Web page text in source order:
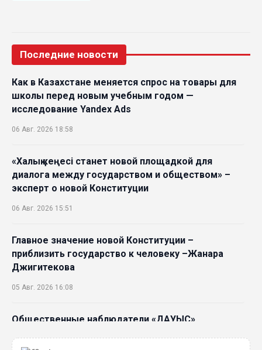
Последние новости
Как в Казахстане меняется спрос на товары для
школы перед новым учебным годом —
исследование Yandex Ads
06 Авг. 2026 18:58
«Халық кеңесі станет новой площадкой для
диалога между государством и обществом» –
эксперт о новой Конституции
06 Авг. 2026 15:51
Главное значение новой Конституции –
приблизить государство к человеку –Жанара
Джигитекова
05 Авг. 2026 16:08
Общественные наблюдатели «ДАУЫС»
Курултай